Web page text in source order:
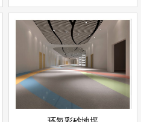
环氧彩砂地坪
环氧地坪
立即询问